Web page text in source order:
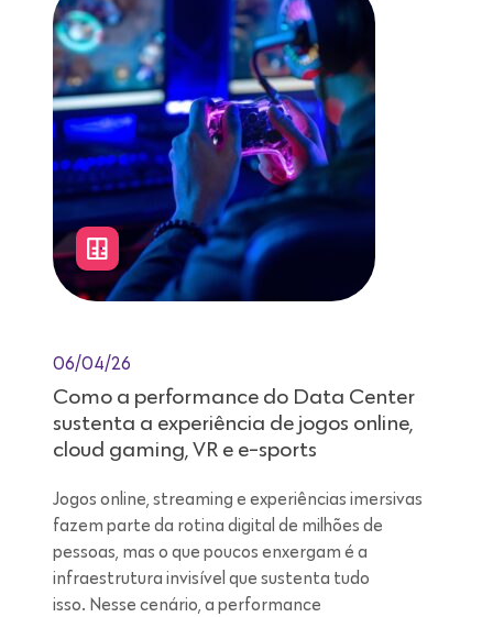
06/04/26
Como a performance do Data Center
sustenta a experiência de jogos online,
cloud gaming, VR e e-sports
Jogos online, streaming e experiências imersivas
fazem parte da rotina digital de milhões de
pessoas, mas o que poucos enxergam é a
infraestrutura invisível que sustenta tudo
isso. Nesse cenário, a performance